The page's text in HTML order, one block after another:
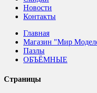
Новости
Контакты
Главная
Магазин "Мир
Пазлы
ОБЪЁМНЫЕ
Страницы